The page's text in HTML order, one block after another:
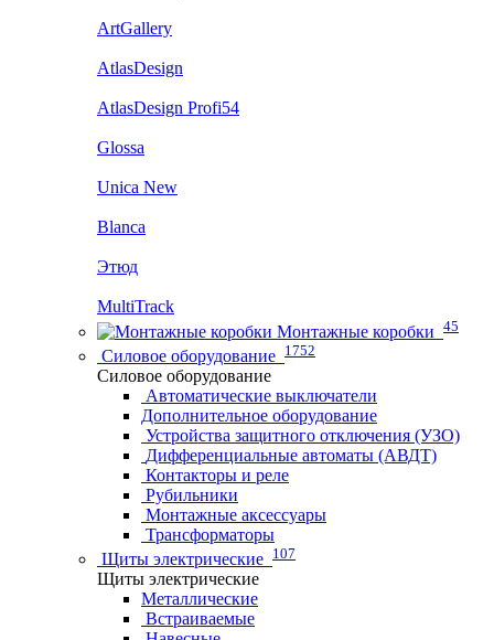
ArtGallery
AtlasDesign
AtlasDesign Profi54
Glossa
Unica New
Blanca
Этюд
MultiTrack
Монтажные коробки 45
Силовое оборудование 1752
Силовое оборудование
Автоматические выключатели
Дополнительное оборудование
Устройства защитного отключения (УЗО)
Дифференциальные автоматы (АВДТ)
Контакторы и реле
Рубильники
Монтажные аксессуары
Трансформаторы
Щиты электрические 107
Щиты электрические
Металлические
Встраиваемые